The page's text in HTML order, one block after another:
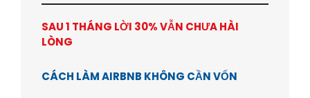
SAU 1 THÁNG LỜI 30% VẪN CHƯA HÀI
LÒNG
CÁCH LÀM AIRBNB KHÔNG CẦN VỐN